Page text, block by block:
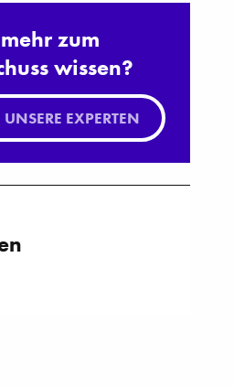
zum
wissen?
EXPERTEN